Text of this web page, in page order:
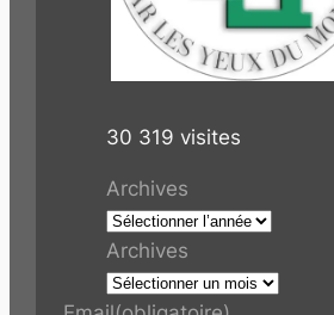
30 319 visites
Archives
Archives